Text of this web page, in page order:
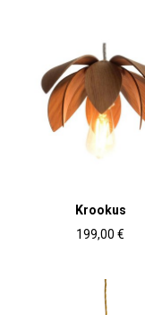
Krookus
199,00 €